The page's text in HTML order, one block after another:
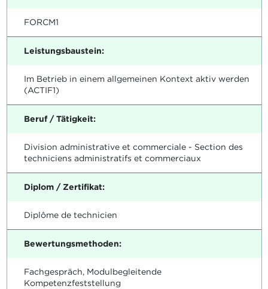
FORCM1
Leistungsbaustein:
Im Betrieb in einem allgemeinen Kontext aktiv werden
(ACTIF1)
Beruf / Tätigkeit:
Division administrative et commerciale - Section des
techniciens administratifs et commerciaux
Diplom / Zertifikat:
Diplôme de technicien
Bewertungsmethoden:
Fachgespräch, Modulbegleitende
Kompetenzfeststellung